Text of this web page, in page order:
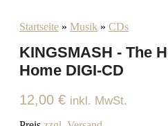
Startseite » Musik » CDs
KINGSMASH - The
Home DIGI-CD
12,00 € inkl. MwSt.